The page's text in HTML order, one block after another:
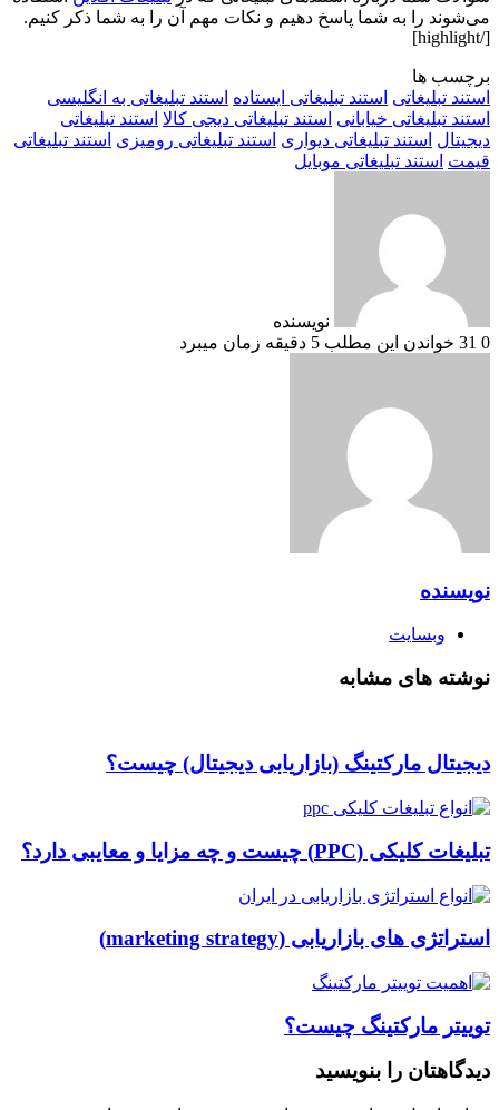
می‌شوند را به شما پاسخ دهیم و نکات مهم آن را به شما ذکر کنیم.
[/highlight]
برچسب ها
استند تبلیغاتی استند تبلیغاتی ایستاده استند تبلیغاتی به انگلیسی
استند تبلیغاتی خیابانی استند تبلیغاتی دیجی کالا استند تبلیغاتی
دیجیتال استند تبلیغاتی دیواری استند تبلیغاتی رومیزی استند تبلیغاتی
قیمت استند تبلیغاتی موبایل
نویسنده
0
خواندن این مطلب 5 دقیقه زمان میبرد
نویسنده
وبسایت
نوشته های مشابه
دیجیتال مارکتینگ (بازاریابی دیجیتال) چیست؟
تبلیغات کلیکی (PPC) چیست و چه مزایا و معایبی دارد؟
استراتژی های بازاریابی (marketing strategy)
توییتر مارکتینگ چیست؟
دیدگاهتان را بنویسید